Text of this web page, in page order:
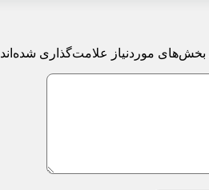
بخش‌های موردنیاز علامت‌گذاری شده‌اند